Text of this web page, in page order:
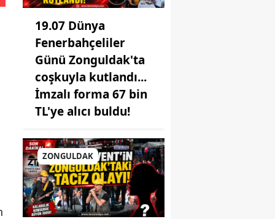
19.07 Dünya
Fenerbahçeliler
Günü Zonguldak'ta
coşkuyla kutlandı...
İmzalı forma 67 bin
TL'ye alıcı buldu!
ZONGULDAK